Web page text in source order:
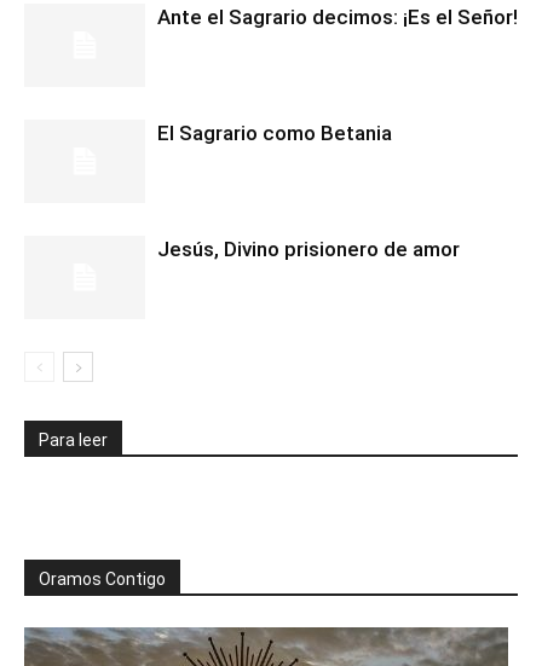
Ante el Sagrario decimos: ¡Es el Señor!
El Sagrario como Betania
Jesús, Divino prisionero de amor
Para leer
Oramos Contigo